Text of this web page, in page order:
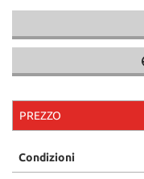
PREZZO
Condizioni